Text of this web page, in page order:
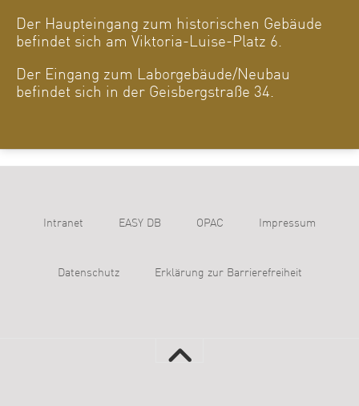
Der Haupteingang zum historischen Gebäude
befindet sich am Viktoria-Luise-Platz 6.
Der Eingang zum Laborgebäude/Neubau
befindet sich in der Geisbergstraße 34.
Intranet EASY DB OPAC Impressum
Datenschutz Erklärung zur Barrierefreiheit